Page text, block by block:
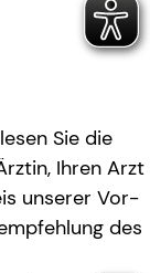
Sie die
Ihren Arzt
unserer Vor-
des